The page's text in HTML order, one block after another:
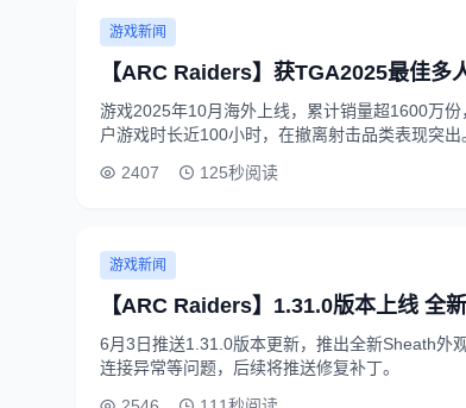
游戏新闻
【ARC Raiders】获TGA2025最佳多
游戏2025年10月海外上线，累计销量超1600万
户游戏时长近100小时，在撤离射击品类表现突出
2407
125秒阅读
游戏新闻
【ARC Raiders】1.31.0版本上线 全
6月3日推送1.31.0版本更新，推出全新Sheath外
连接异常等问题，后续将推送修复补丁。